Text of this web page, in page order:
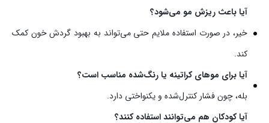
آیا باعث ریزش مو می‌شود؟
خیر، در صورت استفاده ملایم حتی می‌تواند به بهبود گردش خون کمک
کند.
آیا برای موهای کراتینه یا رنگ‌شده مناسب است؟
بله، چون فشار کنترل‌شده و یکنواختی دارد.
آیا کودکان هم می‌توانند استفاده کنند؟